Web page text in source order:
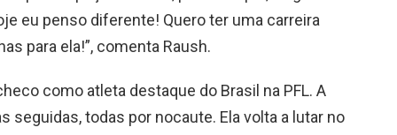
eu penso diferente! Quero ter uma carreira
para ela!”, comenta Raush.
como atleta destaque do Brasil na PFL. A
seguidas, todas por nocaute. Ela volta a lutar no